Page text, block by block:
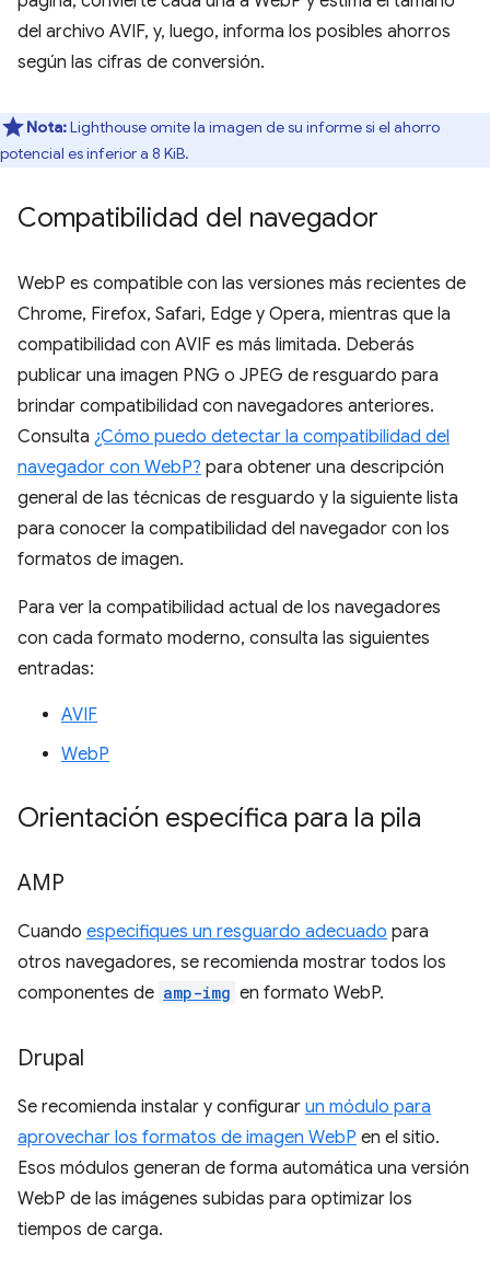
del archivo AVIF, y, luego, informa los posibles ahorros
según las cifras de conversión.
Nota:Lighthouse omite la imagen de su informe si el ahorro
potencial es inferior a 8 KiB.
Compatibilidad del navegador
WebP es compatible con las versiones más recientes de
Chrome, Firefox, Safari, Edge y Opera, mientras que la
compatibilidad con AVIF es más limitada. Deberás
publicar una imagen PNG o JPEG de resguardo para
brindar compatibilidad con navegadores anteriores.
Consulta ¿Cómo puedo detectar la compatibilidad del
navegador con WebP? para obtener una descripción
general de las técnicas de resguardo y la siguiente lista
para conocer la compatibilidad del navegador con los
formatos de imagen.
Para ver la compatibilidad actual de los navegadores
con cada formato moderno, consulta las siguientes
entradas:
AVIF
WebP
Orientación específica para la pila
AMP
Cuando especifiques un resguardo adecuado para
otros navegadores, se recomienda mostrar todos los
componentes de amp-img en formato WebP.
Drupal
Se recomienda instalar y configurar un módulo para
aprovechar los formatos de imagen WebP en el sitio.
Esos módulos generan de forma automática una versión
WebP de las imágenes subidas para optimizar los
tiempos de carga.